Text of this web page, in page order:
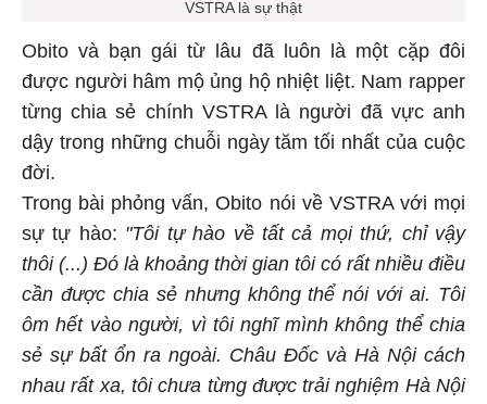
VSTRA là sự thật
Obito và bạn gái từ lâu đã luôn là một cặp đôi
được người hâm mộ ủng hộ nhiệt liệt. Nam rapper
từng chia sẻ chính VSTRA là người đã vực anh
dậy trong những chuỗi ngày tăm tối nhất của cuộc
đời.
Trong bài phỏng vấn, Obito nói về VSTRA với mọi
sự tự hào: "Tôi tự hào về tất cả mọi thứ, chỉ vậy
thôi (...) Đó là khoảng thời gian tôi có rất nhiều điều
cần được chia sẻ nhưng không thể nói với ai. Tôi
ôm hết vào người, vì tôi nghĩ mình không thể chia
sẻ sự bất ổn ra ngoài. Châu Đốc và Hà Nội cách
nhau rất xa, tôi chưa từng được trải nghiệm Hà Nội